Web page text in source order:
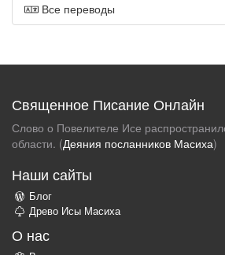
Все переводы
Священное Писание Онлайн
Слово о Повелителе Исе
области. (Деяния посланников Масиха)
Наши сайты
Блог
Древо Исы Масиха
О нас